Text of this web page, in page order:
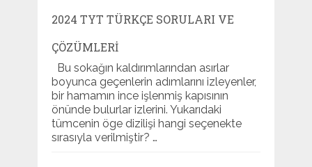
2024 TYT TÜRKÇE SORULARI VE
ÇÖZÜMLERI
Bu sokağın kaldırımlarından asırlar
boyunca geçenlerin adımlarını izleyenler,
bir hamamın ince işlenmiş kapısının
önünde bulurlar izlerini. Yukarıdaki
tümcenin öge dizilişi hangi seçenekte
sırasıyla verilmiştir? …